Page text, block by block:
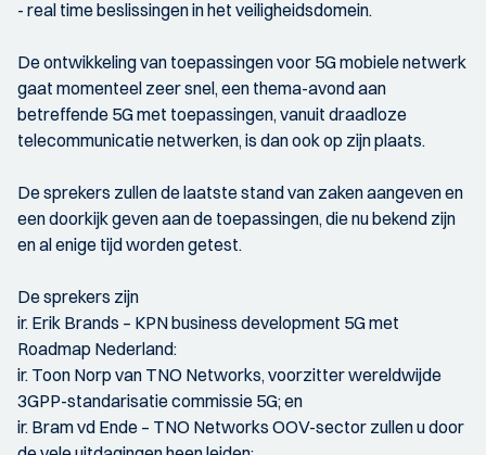
- real time beslissingen in het veiligheidsdomein.
De ontwikkeling van toepassingen voor 5G mobiele netwerk
gaat momenteel zeer snel, een thema-avond aan
betreffende 5G met toepassingen, vanuit draadloze
telecommunicatie netwerken, is dan ook op zijn plaats.
De sprekers zullen de laatste stand van zaken aangeven en
een doorkijk geven aan de toepassingen, die nu bekend zijn
en al enige tijd worden getest.
De sprekers zijn
ir. Erik Brands – KPN business development 5G met
Roadmap Nederland:
ir. Toon Norp van TNO Networks, voorzitter wereldwijde
3GPP-standarisatie commissie 5G; en
ir. Bram vd Ende – TNO Networks OOV-sector zullen u door